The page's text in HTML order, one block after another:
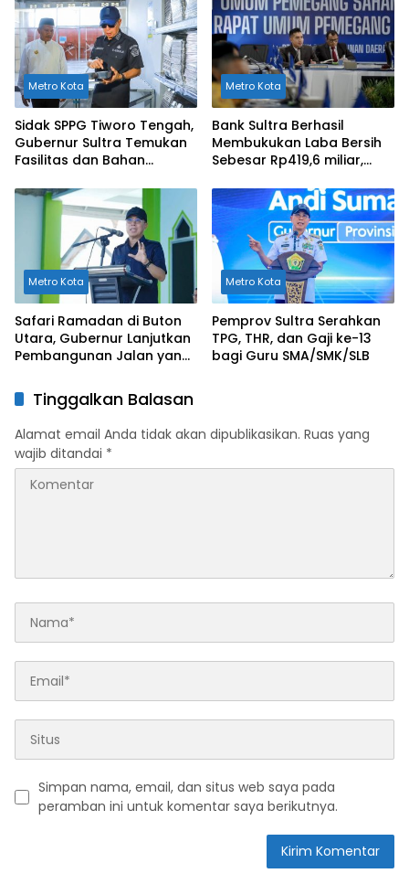
Metro Kota
Sidak SPPG Tiworo Tengah,
Gubernur Sultra Temukan
Fasilitas dan Bahan
Standar
Metro Kota
Bank Sultra Berhasil
Membukukan Laba Bersih
Sebesar Rp419,6 miliar,
Capaian Tahun 2024
Metro Kota
Safari Ramadan di Buton
Utara, Gubernur Lanjutkan
Pembangunan Jalan yang
Metro Kota
Pemprov Sultra Serahkan
TPG, THR, dan Gaji ke-13
bagi Guru SMA/SMK/SLB
Tinggalkan Balasan
Alamat email Anda tidak akan dipublikasikan. Ruas yang
wajib ditandai *
Simpan nama, email, dan situs web saya pada
peramban ini untuk komentar saya berikutnya.